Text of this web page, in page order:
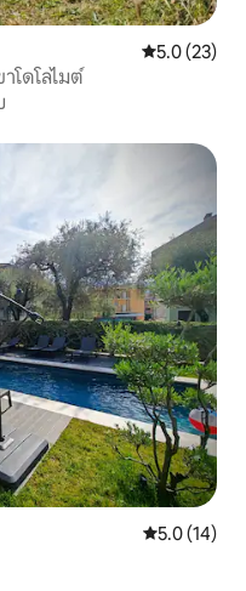
คะแนนเฉลี่ย
5.0 (23)
โดโลไมต์
คะแนนเฉลี่ย
5.0 (14)